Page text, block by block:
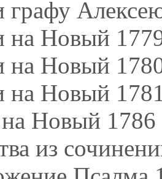
графу
на Новый
на Новый
на Новый
Новый 1786
из